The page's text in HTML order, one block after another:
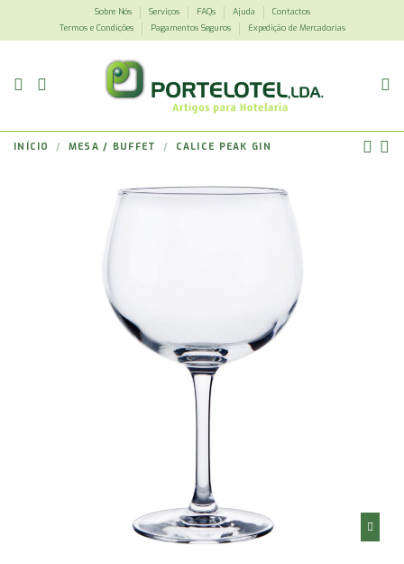
Sobre Nós Serviços FAQs Ajuda
Contactos
Termos e Condições
Pagamentos Seguros Expedição de Mercadorias
INÍCIO MESA / BUFFET CALICE PEAK GIN